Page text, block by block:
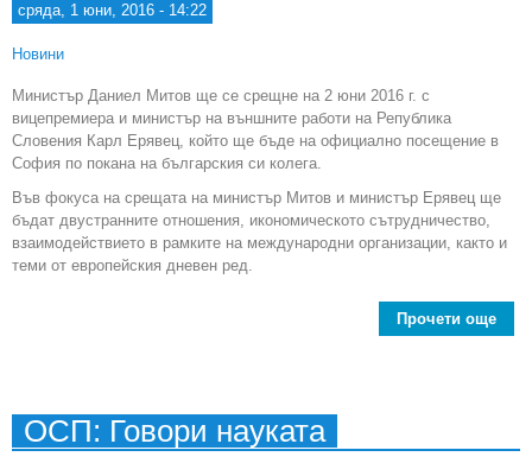
сряда, 1 юни, 2016 - 14:22
Новини
Министър Даниел Митов ще се срещне на 2 юни 2016 г. с
вицепремиера и министър на външните работи на Република
Словения Карл Ерявец, който ще бъде на официално посещение в
София по покана на българския си колега.
Във фокуса на срещата на министър Митов и министър Ерявец ще
бъдат двустранните отношения, икономическото сътрудничество,
взаимодействието в рамките на международни организации, както и
теми от европейския дневен ред.
Прочети още
и
ОСП: Говори науката